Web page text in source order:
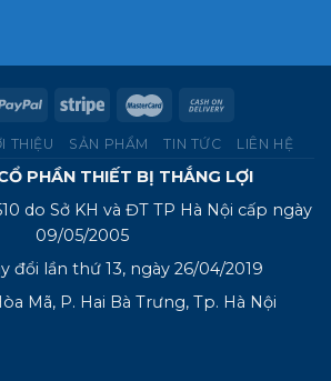
THIỆU SẢN PHẨM TIN TỨC LIÊN HỆ
PHẦN THIẾT BỊ THẮNG LỢI
do Sở KH và ĐT TP Hà Nội cấp ngày
09/05/2005
đổi lần thứ 13, ngày 26/04/2019
Mã, P. Hai Bà Trưng, Tp. Hà Nội